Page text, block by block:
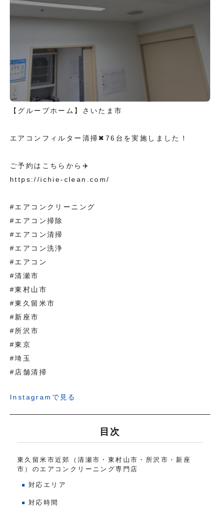
【グループホーム】さいたま市
エアコンフィルター清掃✖︎76台を実施しました！
ご予約はこちらから✈️
https://ichie-clean.com/
#エアコンクリーニング
#エアコン掃除
#エアコン清掃
#エアコン洗浄
#エアコン
#清瀬市
#東村山市
#東久留米市
#新座市
#所沢市
#東京
#埼玉
#店舗清掃
Instagramで見る
目次
東久留米市近郊（清瀬市・東村山市・所沢市・新座
市）のエアコンクリーニング専門店
対応エリア
対応時間